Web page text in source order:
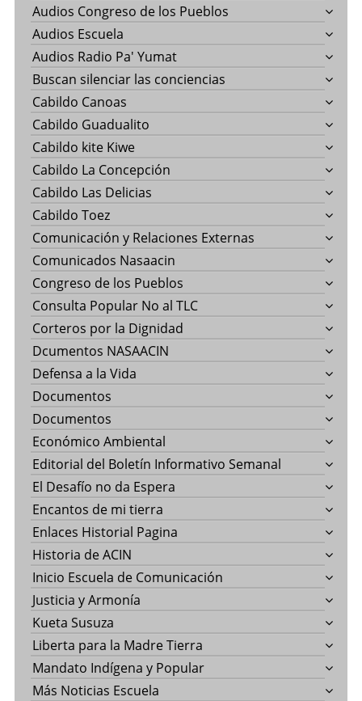
Audios Congreso de los Pueblos
Audios Escuela
Audios Radio Pa' Yumat
Buscan silenciar las conciencias
Cabildo Canoas
Cabildo Guadualito
Cabildo kite Kiwe
Cabildo La Concepción
Cabildo Las Delicias
Cabildo Toez
Comunicación y Relaciones Externas
Comunicados Nasaacin
Congreso de los Pueblos
Consulta Popular No al TLC
Corteros por la Dignidad
Dcumentos NASAACIN
Defensa a la Vida
Documentos
Documentos
Económico Ambiental
Editorial del Boletín Informativo Semanal
El Desafío no da Espera
Encantos de mi tierra
Enlaces Historial Pagina
Historia de ACIN
Inicio Escuela de Comunicación
Justicia y Armonía
Kueta Susuza
Liberta para la Madre Tierra
Mandato Indígena y Popular
Más Noticias Escuela